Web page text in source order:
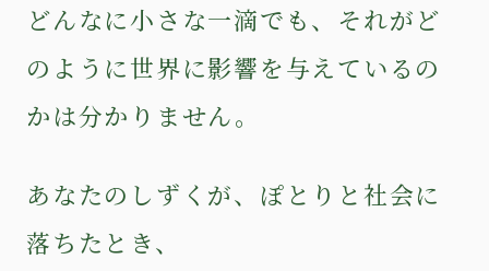
どんなに小さな一滴でも、それがど
のように世界に影響を与えているの
かは分かりません。
あなたのしずくが、ぽとりと社会に
落ちたとき、